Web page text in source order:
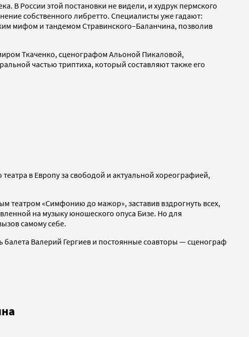
В России этой постановки не видели, и худрук пермского
собственного либретто. Специалисты уже гадают:
мифом и тандемом Стравинского–Баланчина, позволив
Ткаченко, сценографом Альоной Пикаловой,
частью триптиха, который составляют также его
в Европу за свободой и актуальной хореографией,
театром «Симфонию до мажор», заставив вздрогнуть всех,
на музыку юношеского опуса Бизе. Но для
самому себе.
Валерий Гергиев и постоянные соавторы — сценограф